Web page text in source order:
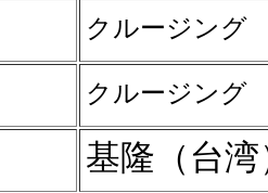
クルージング
クルージング
基隆（台湾